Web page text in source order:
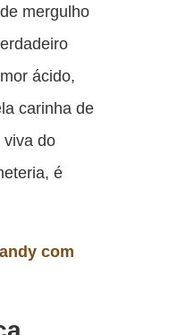
Facebook
com
Twitter
mergulho
ácido,
carinha de
viva do
é
com